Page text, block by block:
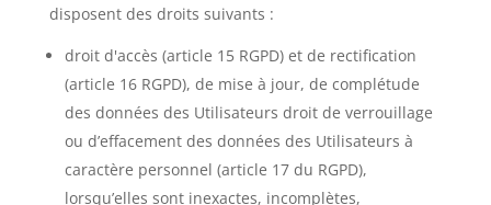
disposent des droits suivants :
droit d'accès (article 15 RGPD) et de rectification
(article 16 RGPD), de mise à jour, de complétude
des données des Utilisateurs droit de verrouillage
ou d’effacement des données des Utilisateurs à
caractère personnel (article 17 du RGPD),
lorsqu’elles sont inexactes, incomplètes,